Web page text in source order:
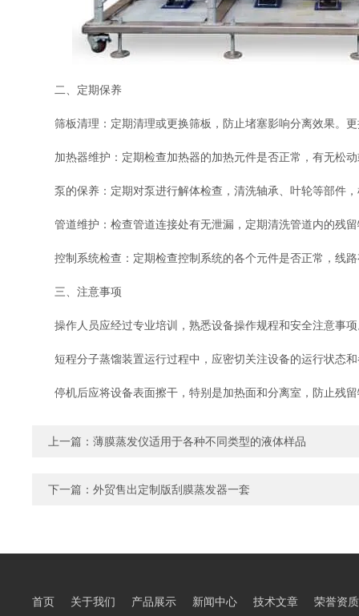
二、定期保养
筛板清理：定期清理或更换筛板，防止堵塞影响分离效果。更
加热器维护：定期检查加热器的加热元件是否正常，有无松动
泵的保养：定期对泵进行解体检查，清洗轴承、叶轮等部件，
管道维护：检查管道连接处有无泄漏，定期清洗管道内的残留
控制系统检查：定期检查控制系统的各个元件是否正常，线路
三、注意事项
操作人员应经过专业培训，熟悉设备操作规程和安全注意事项
短程分子蒸馏装置运行过程中，应密切关注设备的运行状态和
停机后应将设备表面擦干，特别是加热面和分离室，防止残留
上一篇： 薄膜蒸发仪适用于各种不同类型的液体样品
下一篇： 外贸售出定制版刮膜蒸发器一套
首页 关于我们 产品展示 新闻中心 技术文章 荣誉资质